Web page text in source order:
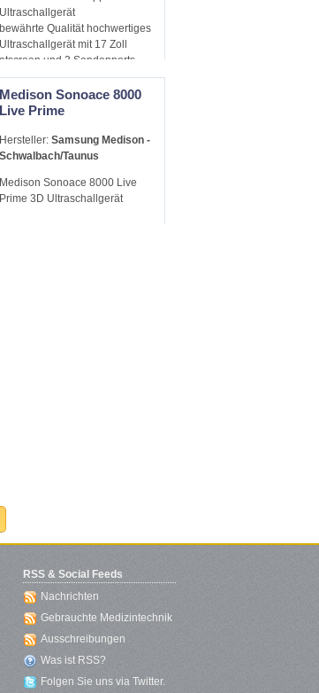
Ultraschallgerät
bewährte Qualität hochwertiges
Ultraschallgerät mit 17 Zoll
und 3 Sondenports
Medison Sonoace 8000
Live Prime
Hersteller: Samsung Medison -
Schwalbach/Taunus
Medison Sonoace 8000 Live
Prime 3D Ultraschallgerät
RSS & Social Feeds
Nachrichten
Gebrauchte Medizintechnik
Ausschreibungen
Was ist RSS?
Folgen Sie uns via Twitter.